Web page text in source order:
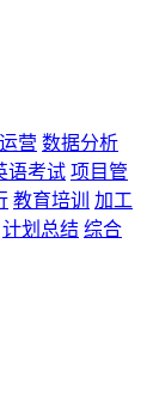
营 数据分析
语考试 项目管
教育培训
加工
计划总结 综合